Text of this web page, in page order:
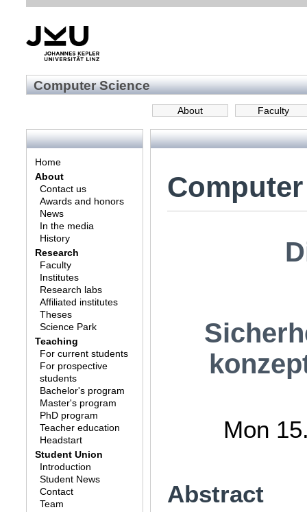
Computer Science
Faculty
About
Home
About
Contact us
Awards and honors
News
In the media
History
Research
Faculty
Institutes
Research labs
Affiliated institutes
Theses
Science Park
Teaching
For current students
For prospective
students
Bachelor's program
Master's program
PhD program
Teacher education
Headstart
Student Union
Introduction
Student News
Contact
Team
Mon
Abstract